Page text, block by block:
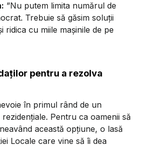
”Nu putem limita numărul de
Trebuie să găsim soluții
cu miile mașinile de pe
pentru a rezolva
în primul rând de un
Pentru ca oamenii să
această opțiune, o lasă
Locale care vine să îi dea